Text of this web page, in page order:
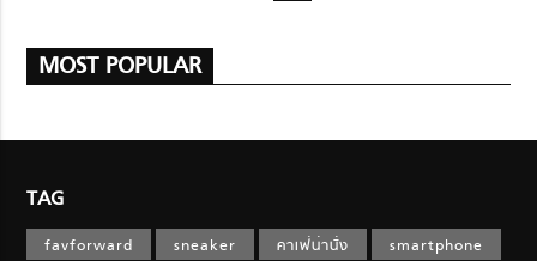
MOST POPULAR
TAG
favforward sneaker คาเฟ่น่านั่ง
smartphone